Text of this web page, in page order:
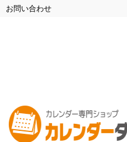
お問い合わせ